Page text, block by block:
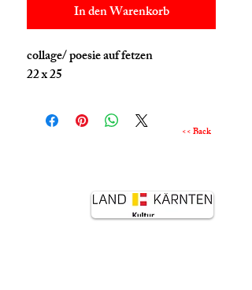
In den Warenkorb
collage/ poesie auf fetzen
22 x 25
<< Back